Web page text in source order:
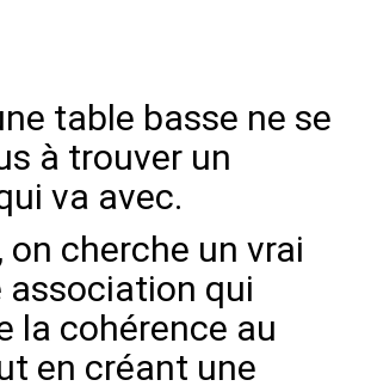
table basse ne se
à trouver un
va avec.
on cherche un vrai
association qui
la cohérence au
en créant une